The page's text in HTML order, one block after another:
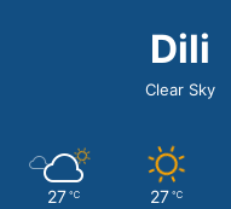
Dili
Clear Sky
27 ℃ 27 ℃